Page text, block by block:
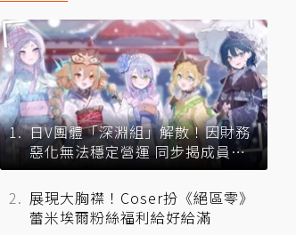
日V團體「深淵組」解散！因財務
惡化無法穩定營運 同步揭成員未
來去向
展現大胸襟！Coser扮《絕區零》
蕾米埃爾粉絲福利給好給滿